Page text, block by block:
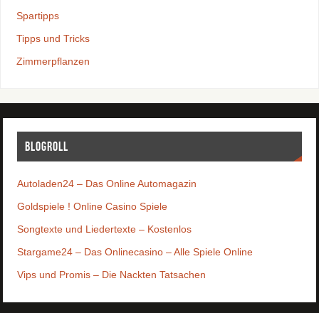
Spartipps
Tipps und Tricks
Zimmerpflanzen
Blogroll
Autoladen24 – Das Online Automagazin
Goldspiele ! Online Casino Spiele
Songtexte und Liedertexte – Kostenlos
Stargame24 – Das Onlinecasino – Alle Spiele Online
Vips und Promis – Die Nackten Tatsachen